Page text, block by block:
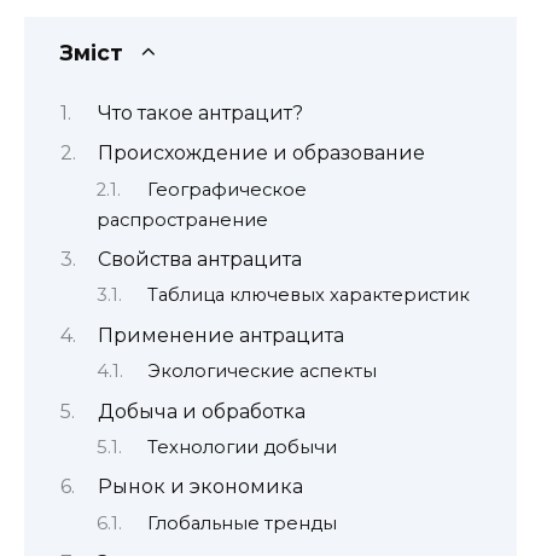
Зміст
Что такое антрацит?
Происхождение и образование
Географическое
распространение
Свойства антрацита
Таблица ключевых характеристик
Применение антрацита
Экологические аспекты
Добыча и обработка
Технологии добычи
Рынок и экономика
Глобальные тренды